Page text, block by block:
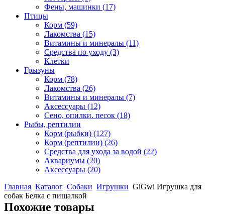
Фены, машинки (17)
Птицы
Корм (59)
Лакомства (15)
Витамины и минералы (11)
Средства по уходу (3)
Клетки
Грызуны
Корм (78)
Лакомства (26)
Витамины и минералы (7)
Аксессуары (12)
Сено, опилки. песок (18)
Рыбы, рептилии
Корм (рыбки) (127)
Корм (рептилии) (26)
Средства для ухода за водой (22)
Аквариумы (20)
Аксессуары (20)
Главная Каталог Собаки Игрушки GiGwi Игрушка для
собак Белка с пищалкой
Похожие товары